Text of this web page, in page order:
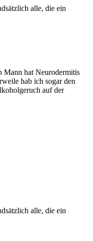
alle, die ein
Mann hat Neurodermitis
hab ich sogar den
auf der
alle, die ein